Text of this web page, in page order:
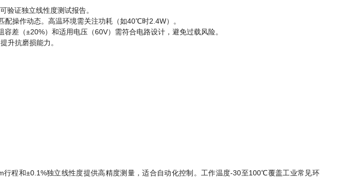
验证独立线性度测试报告。
操作动态。高温环境需关注功耗（如40℃时2.4W）。
差（±20%）和适用电压（60V）需符合电路设计，避免过载风险。
升抗磨损能力。
程和±0.1%独立线性度提供高精度测量，适合自动化控制。工作温度-30至100℃覆盖工业常见环